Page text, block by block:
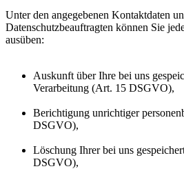
Unter den angegebenen Kontaktdaten
Datenschutzbeauftragten können Sie
ausüben:
Auskunft über Ihre bei uns
Verarbeitung (Art. 15 DSGVO),
Berichtigung unrichtiger
DSGVO),
Löschung Ihrer bei uns
DSGVO),